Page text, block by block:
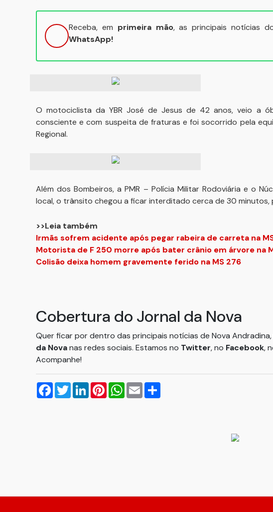
Receba, em primeira mão, as principais notícias
WhatsApp!
O motociclista da YBR José de Jesus de 42 anos, veio a
consciente e com suspeita de fraturas e foi socorrido pela
Regional.
Além dos Bombeiros, a PMR – Polícia Militar Rodoviária e o
local, o trânsito chegou a ficar interditado cerca de 30 minutos,
>>Leia também
Irmãs sofrem acidente após pegar rabeira de carreta na
Motorista de F 250 morre após bater crânio em árvore na
Colisão deixa homem gravemente ferido na MS 276
Cobertura do Jornal da Nova
Quer ficar por dentro das principais notícias de Nova
da Novanas redes sociais. Estamos no Twitter, no Facebook,
Acompanhe!
Facebook
TwitterLinkedInPinterestWhatsApp
Email